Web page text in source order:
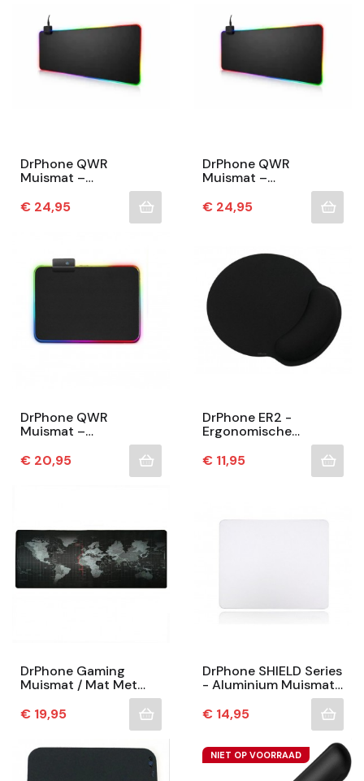
DrPhone QWR
Muismat –
Muismat – RGB LED
Verlichting – Gaming
Prijs
€ 24,95
DrPhone QWR
Muismat –
Muismat – RGB LED
Verlichting – Gaming
Prijs
€ 24,95
DrPhone QWR
Muismat –
Muismat – RGB LED
Verlichting – Gaming
Prijs
€ 20,95
DrPhone ER2 -
Ergonomische
Polssteun – Premium
Muis Mat Met Anti-
Prijs
€ 11,95
DrPhone Gaming
Muismat / Mat Met
Glad Oppervlak En
Gestikte Randen -
Antislip -
Prijs
€ 19,95
DrPhone SHIELD Series
- Aluminium Muismat
– Gaming Mousepad –
Rubberen Grip –
18x16CM – Zilver
Prijs
€ 14,95
NIET OP VOORRAAD